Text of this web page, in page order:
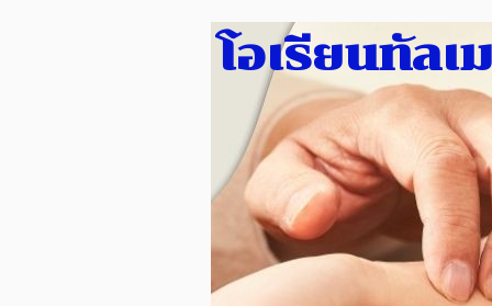
โอเรียนทัลเ